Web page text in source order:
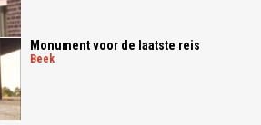
Monument voor de laatste reis
beek